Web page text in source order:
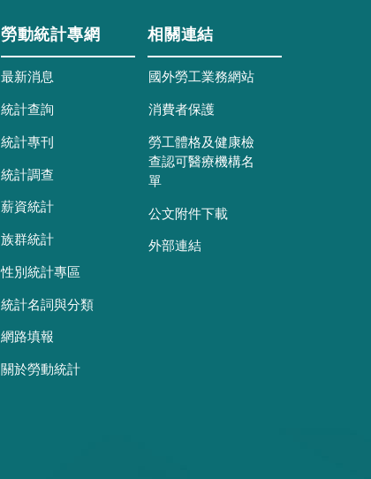
勞動統計專網
最新消息
統計查詢
統計專刊
統計調查
薪資統計
族群統計
性別統計專區
統計名詞與分類
網路填報
關於勞動統計
相關連結
國外勞工業務網站
消費者保護
勞工體格及健康檢
查認可醫療機構名
單
公文附件下載
外部連結